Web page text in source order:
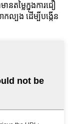
តម្លៃក្នុងការជឿ
ល្បង ដើម្បីបង្កើន